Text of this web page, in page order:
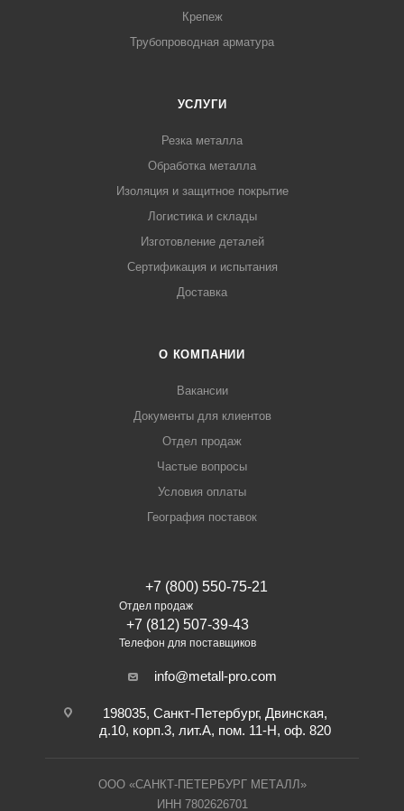
Крепеж
Трубопроводная арматура
УСЛУГИ
Резка металла
Обработка металла
Изоляция и защитное покрытие
Логистика и склады
Изготовление деталей
Сертификация и испытания
Доставка
О КОМПАНИИ
Вакансии
Документы для клиентов
Отдел продаж
Частые вопросы
Условия оплаты
География поставок
+7 (800) 550-75-21
Отдел продаж
+7 (812) 507-39-43
Телефон для поставщиков
info@metall-pro.com
198035, Санкт-Петербург, Двинская,
д.10, корп.3, лит.А, пом. 11-Н, оф. 820
ООО «САНКТ-ПЕТЕРБУРГ МЕТАЛЛ»
ИНН 7802626701